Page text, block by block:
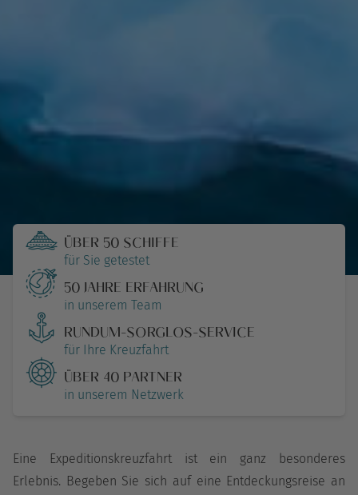
ÜBER 50 SCHIFFE
für Sie getestet
50 JAHRE ERFAHRUNG
in unserem Team
RUNDUM-SORGLOS-SERVICE
für Ihre Kreuzfahrt
ÜBER 40 PARTNER
in unserem Netzwerk
Eine Expeditionskreuzfahrt ist ein ganz besonderes
Erlebnis. Begeben Sie sich auf eine Entdeckungsreise an